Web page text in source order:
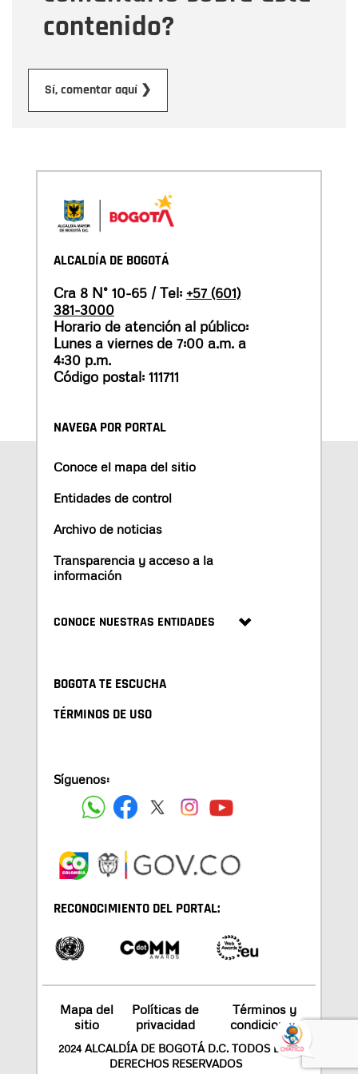
contenido?
Sí, comentar aquí ❯
ALCALDÍA DE BOGOTÁ
Cra 8 N° 10-65 / Tel: +57 (601)
381-3000
Horario de atención al público:
Lunes a viernes de 7:00 a.m. a
4:30 p.m.
Código postal: 111711
NAVEGA POR PORTAL
Conoce el mapa del sitio
Entidades de control
Archivo de noticias
Transparencia y acceso a la
información
CONOCE NUESTRAS ENTIDADES
BOGOTA TE ESCUCHA
TÉRMINOS DE USO
Síguenos:
RECONOCIMIENTO DEL PORTAL:
Mapa del
sitio
Políticas de
privacidad
Términos y
condiciones
2024 ALCALDÍA DE BOGOTÁ D.C. TODOS LOS
DERECHOS RESERVADOS